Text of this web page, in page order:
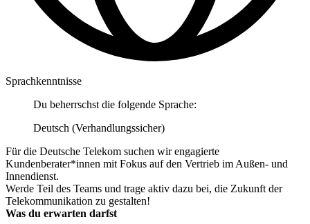
Sprachkenntnisse
Du beherrschst die folgende Sprache:
Deutsch (Verhandlungssicher)
Für die Deutsche Telekom suchen wir engagierte
Kundenberater*innen mit Fokus auf den Vertrieb im Außen- und
Innendienst.
Werde Teil des Teams und trage aktiv dazu bei, die Zukunft der
Telekommunikation zu gestalten!
Was du erwarten darfst